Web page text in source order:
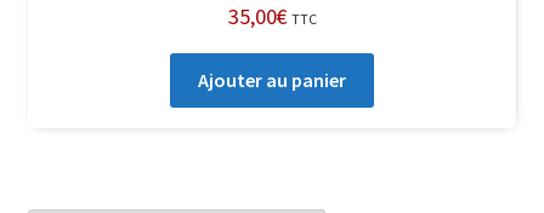
35,00€ TTC
Ajouter au panier